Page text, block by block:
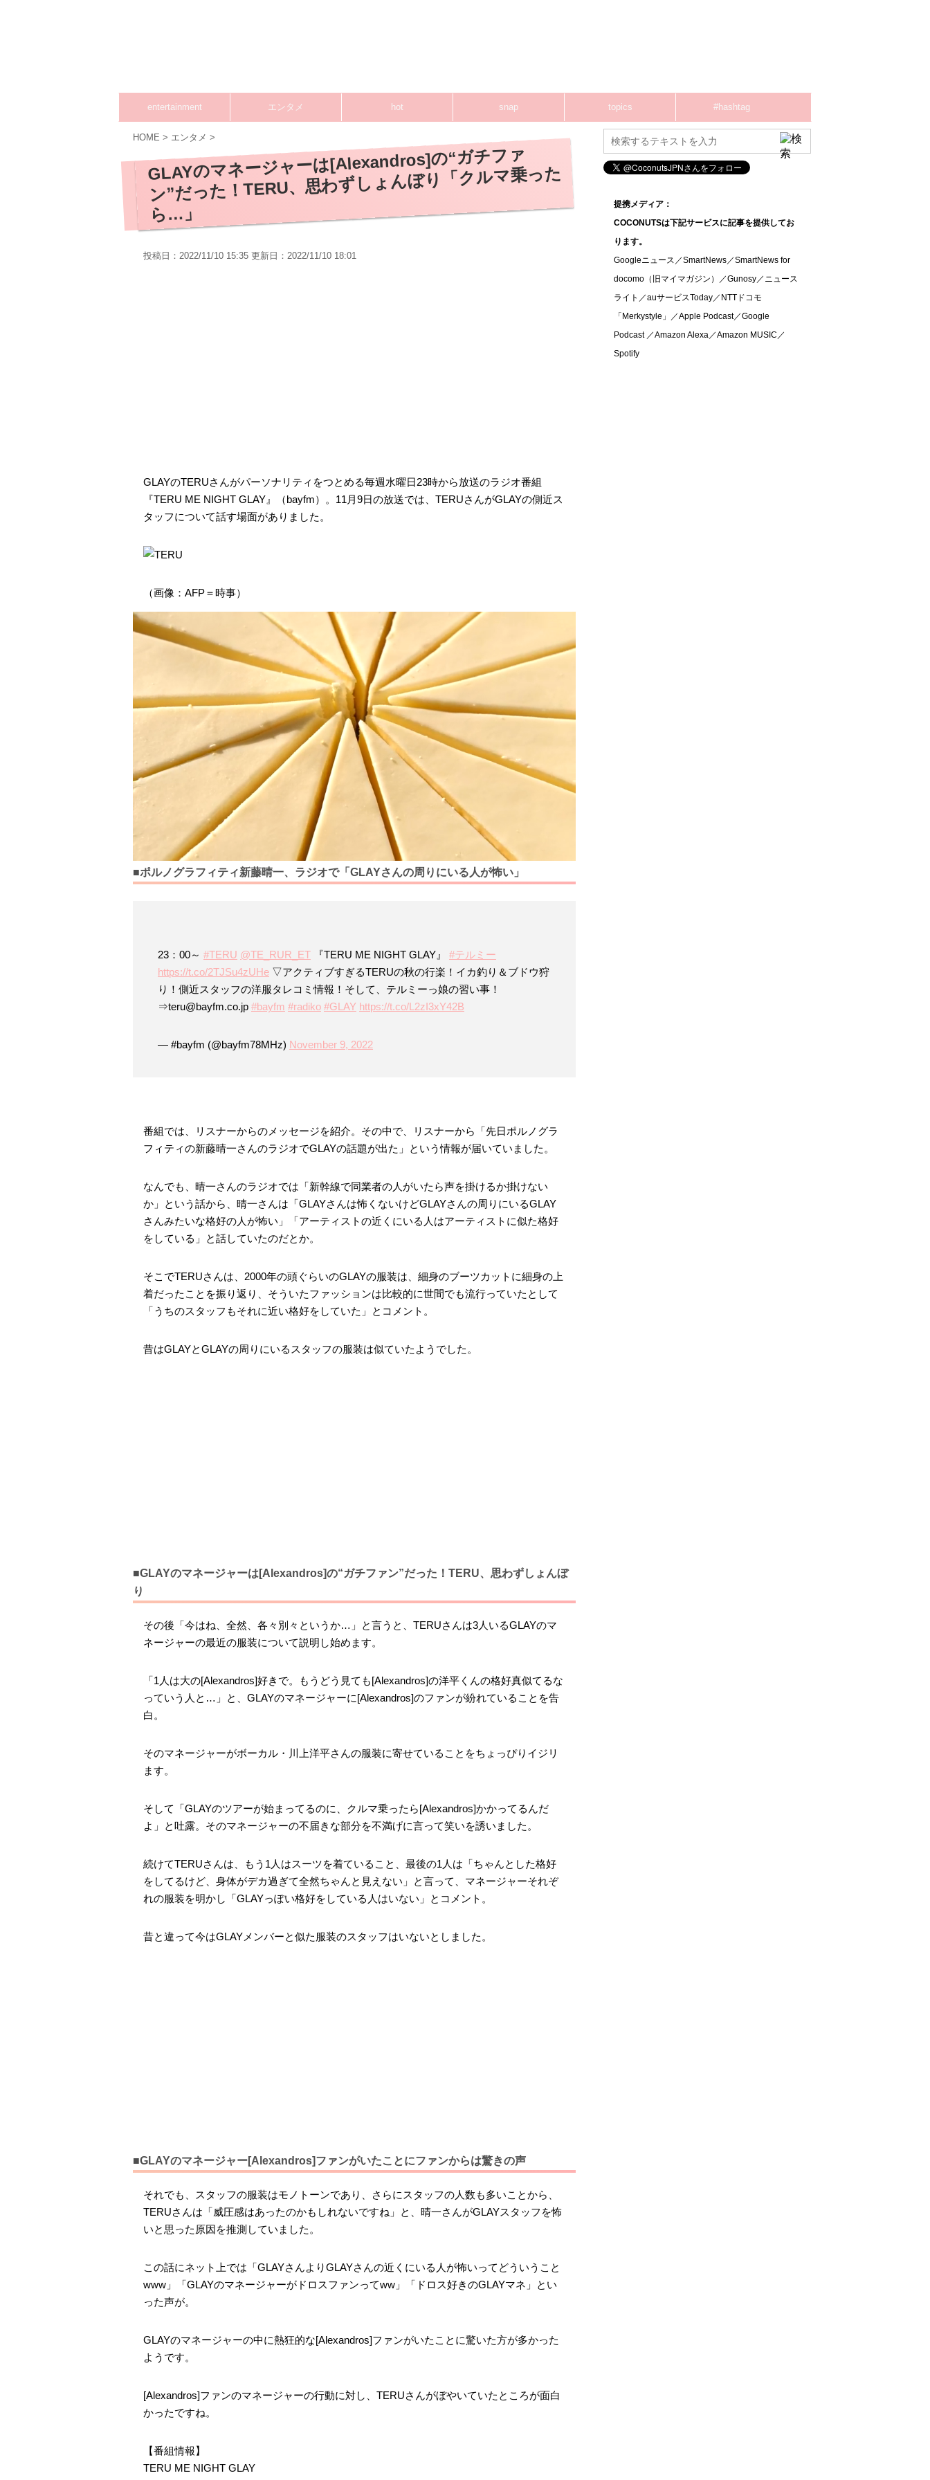
entertainment エンタメ hot snap topics #hashtag
HOME > エンタメ >
GLAYのマネージャーは[Alexandros]の“ガチファ
ン”だった！TERU、思わずしょんぼり「クルマ乗った
ら…」
投稿日：2022/11/10 15:35 更新日： 2022/11/10 18:01
GLAYのTERUさんがパーソナリティをつとめる毎週水曜日23時から放送のラジオ番組
『TERU ME NIGHT GLAY』（bayfm）。11月9日の放送では、TERUさんがGLAYの側近ス
タッフについて話す場面がありました。
（画像：AFP＝時事）
■ポルノグラフィティ新藤晴一、ラジオで「GLAYさんの周りにいる人が怖い」
23：00～ #TERU @TE_RUR_ET 『TERU ME NIGHT GLAY』 #テルミー
https://t.co/2TJSu4zUHe ▽アクティブすぎるTERUの秋の行楽！イカ釣り＆ブドウ狩
り！側近スタッフの洋服タレコミ情報！そして、テルミーっ娘の習い事！
⇒teru@bayfm.co.jp #bayfm #radiko #GLAY https://t.co/L2zI3xY42B
— #bayfm (@bayfm78MHz) November 9, 2022
番組では、リスナーからのメッセージを紹介。その中で、リスナーから「先日ポルノグラ
フィティの新藤晴一さんのラジオでGLAYの話題が出た」という情報が届いていました。
なんでも、晴一さんのラジオでは「新幹線で同業者の人がいたら声を掛けるか掛けない
か」という話から、晴一さんは「GLAYさんは怖くないけどGLAYさんの周りにいるGLAY
さんみたいな格好の人が怖い」「アーティストの近くにいる人はアーティストに似た格好
をしている」と話していたのだとか。
そこでTERUさんは、2000年の頭ぐらいのGLAYの服装は、細身のブーツカットに細身の上
着だったことを振り返り、そういたファッションは比較的に世間でも流行っていたとして
「うちのスタッフもそれに近い格好をしていた」とコメント。
昔はGLAYとGLAYの周りにいるスタッフの服装は似ていたようでした。
■GLAYのマネージャーは[Alexandros]の“ガチファン”だった！TERU、思わずしょんぼ
り
その後「今はね、全然、各々別々というか…」と言うと、TERUさんは3人いるGLAYのマ
ネージャーの最近の服装について説明し始めます。
「1人は大の[Alexandros]好きで。もうどう見ても[Alexandros]の洋平くんの格好真似てるな
っていう人と…」と、GLAYのマネージャーに[Alexandros]のファンが紛れていることを告
白。
そのマネージャーがボーカル・川上洋平さんの服装に寄せていることをちょっぴりイジリ
ます。
そして「GLAYのツアーが始まってるのに、クルマ乗ったら[Alexandros]かかってるんだ
よ」と吐露。そのマネージャーの不届きな部分を不満げに言って笑いを誘いました。
続けてTERUさんは、もう1人はスーツを着ていること、最後の1人は「ちゃんとした格好
をしてるけど、身体がデカ過ぎて全然ちゃんと見えない」と言って、マネージャーそれぞ
れの服装を明かし「GLAYっぽい格好をしている人はいない」とコメント。
昔と違って今はGLAYメンバーと似た服装のスタッフはいないとしました。
■GLAYのマネージャー[Alexandros]ファンがいたことにファンからは驚きの声
それでも、スタッフの服装はモノトーンであり、さらにスタッフの人数も多いことから、
TERUさんは「威圧感はあったのかもしれないですね」と、晴一さんがGLAYスタッフを怖
いと思った原因を推測していました。
この話にネット上では「GLAYさんよりGLAYさんの近くにいる人が怖いってどういうこと
www」「GLAYのマネージャーがドロスファンってww」「ドロス好きのGLAYマネ」とい
った声が。
GLAYのマネージャーの中に熱狂的な[Alexandros]ファンがいたことに驚いた方が多かった
ようです。
[Alexandros]ファンのマネージャーの行動に対し、TERUさんがぼやいていたところが面白
かったですね。
【番組情報】
TERU ME NIGHT GLAY
提携メディア：
COCONUTSは下記サービスに記事を提供してお
ります。
Googleニュース／SmartNews／SmartNews for
docomo（旧マイマガジン）／Gunosy／ニュース
ライト／auサービスToday／NTTドコモ
「Merkystyle」／Apple Podcast／Google
Podcast ／Amazon Alexa／Amazon MUSIC／
Spotify